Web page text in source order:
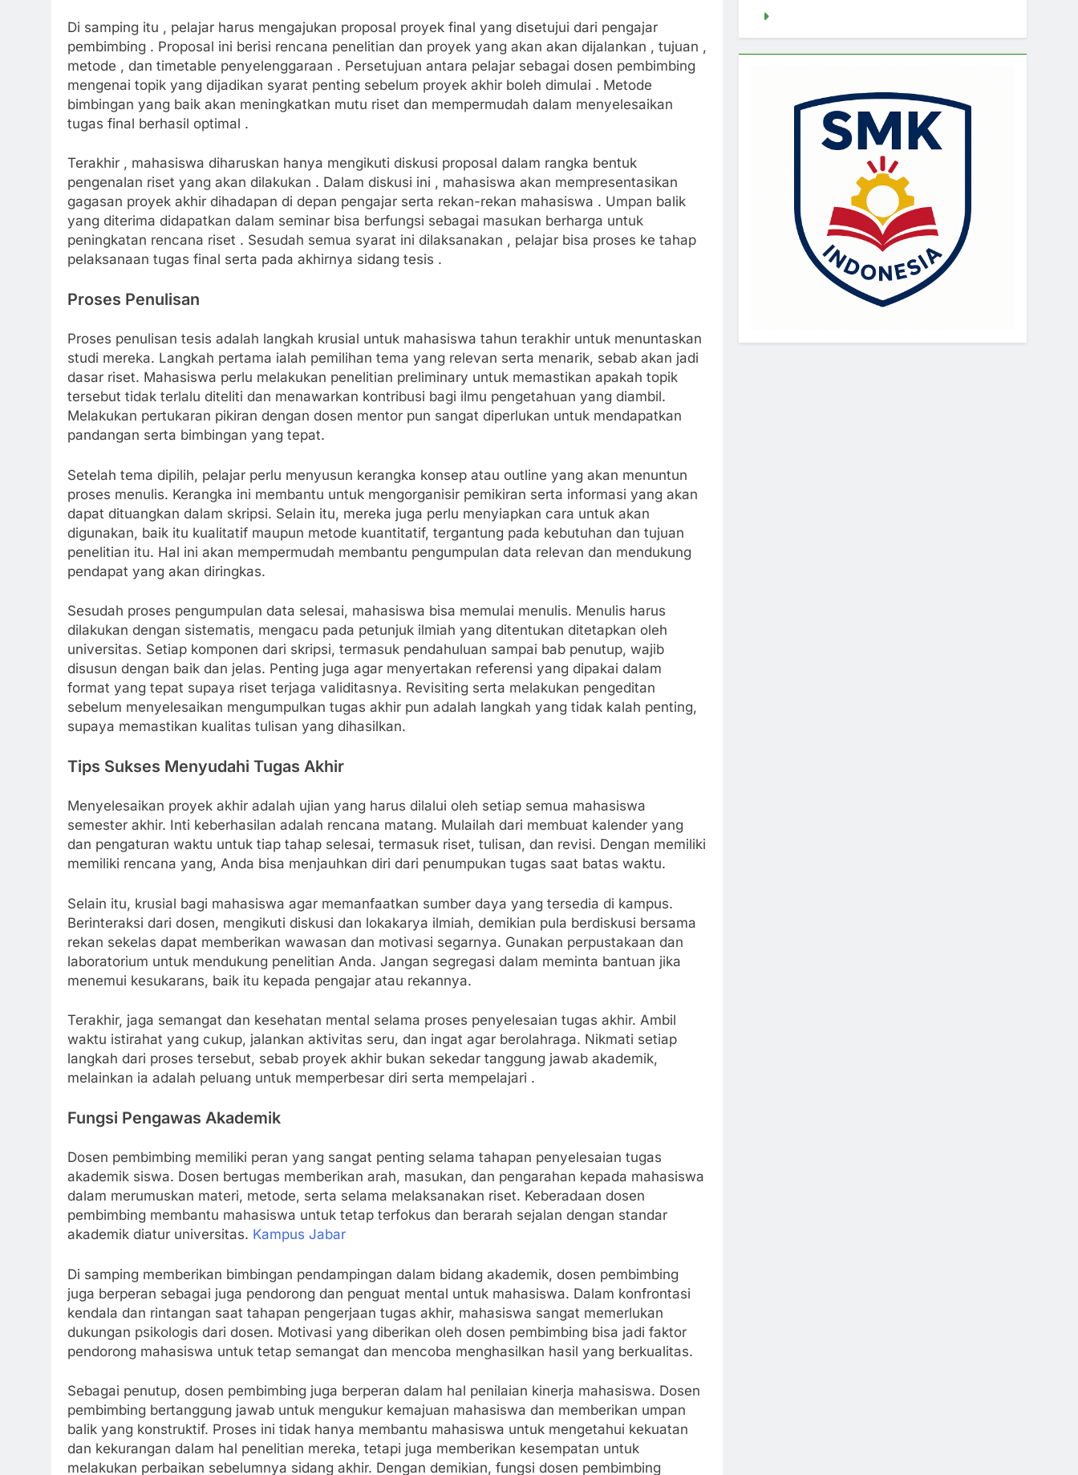
Di samping itu , pelajar harus mengajukan proposal proyek final yang disetujui dari pengajar
pembimbing . Proposal ini berisi rencana penelitian dan proyek yang akan akan dijalankan , tujuan ,
metode , dan timetable penyelenggaraan . Persetujuan antara pelajar sebagai dosen pembimbing
mengenai topik yang dijadikan syarat penting sebelum proyek akhir boleh dimulai . Metode
bimbingan yang baik akan meningkatkan mutu riset dan mempermudah dalam menyelesaikan
tugas final berhasil optimal .
Terakhir , mahasiswa diharuskan hanya mengikuti diskusi proposal dalam rangka bentuk
pengenalan riset yang akan dilakukan . Dalam diskusi ini , mahasiswa akan mempresentasikan
gagasan proyek akhir dihadapan di depan pengajar serta rekan-rekan mahasiswa . Umpan balik
yang diterima didapatkan dalam seminar bisa berfungsi sebagai masukan berharga untuk
peningkatan rencana riset . Sesudah semua syarat ini dilaksanakan , pelajar bisa proses ke tahap
pelaksanaan tugas final serta pada akhirnya sidang tesis .
Proses Penulisan
Proses penulisan tesis adalah langkah krusial untuk mahasiswa tahun terakhir untuk menuntaskan
studi mereka. Langkah pertama ialah pemilihan tema yang relevan serta menarik, sebab akan jadi
dasar riset. Mahasiswa perlu melakukan penelitian preliminary untuk memastikan apakah topik
tersebut tidak terlalu diteliti dan menawarkan kontribusi bagi ilmu pengetahuan yang diambil.
Melakukan pertukaran pikiran dengan dosen mentor pun sangat diperlukan untuk mendapatkan
pandangan serta bimbingan yang tepat.
Setelah tema dipilih, pelajar perlu menyusun kerangka konsep atau outline yang akan menuntun
proses menulis. Kerangka ini membantu untuk mengorganisir pemikiran serta informasi yang akan
dapat dituangkan dalam skripsi. Selain itu, mereka juga perlu menyiapkan cara untuk akan
digunakan, baik itu kualitatif maupun metode kuantitatif, tergantung pada kebutuhan dan tujuan
penelitian itu. Hal ini akan mempermudah membantu pengumpulan data relevan dan mendukung
pendapat yang akan diringkas.
Sesudah proses pengumpulan data selesai, mahasiswa bisa memulai menulis. Menulis harus
dilakukan dengan sistematis, mengacu pada petunjuk ilmiah yang ditentukan ditetapkan oleh
universitas. Setiap komponen dari skripsi, termasuk pendahuluan sampai bab penutup, wajib
disusun dengan baik dan jelas. Penting juga agar menyertakan referensi yang dipakai dalam
format yang tepat supaya riset terjaga validitasnya. Revisiting serta melakukan pengeditan
sebelum menyelesaikan mengumpulkan tugas akhir pun adalah langkah yang tidak kalah penting,
supaya memastikan kualitas tulisan yang dihasilkan.
Tips Sukses Menyudahi Tugas Akhir
Menyelesaikan proyek akhir adalah ujian yang harus dilalui oleh setiap semua mahasiswa
semester akhir. Inti keberhasilan adalah rencana matang. Mulailah dari membuat kalender yang
dan pengaturan waktu untuk tiap tahap selesai, termasuk riset, tulisan, dan revisi. Dengan memiliki
memiliki rencana yang, Anda bisa menjauhkan diri dari penumpukan tugas saat batas waktu.
Selain itu, krusial bagi mahasiswa agar memanfaatkan sumber daya yang tersedia di kampus.
Berinteraksi dari dosen, mengikuti diskusi dan lokakarya ilmiah, demikian pula berdiskusi bersama
rekan sekelas dapat memberikan wawasan dan motivasi segarnya. Gunakan perpustakaan dan
laboratorium untuk mendukung penelitian Anda. Jangan segregasi dalam meminta bantuan jika
menemui kesukarans, baik itu kepada pengajar atau rekannya.
Terakhir, jaga semangat dan kesehatan mental selama proses penyelesaian tugas akhir. Ambil
waktu istirahat yang cukup, jalankan aktivitas seru, dan ingat agar berolahraga. Nikmati setiap
langkah dari proses tersebut, sebab proyek akhir bukan sekedar tanggung jawab akademik,
melainkan ia adalah peluang untuk memperbesar diri serta mempelajari .
Fungsi Pengawas Akademik
Dosen pembimbing memiliki peran yang sangat penting selama tahapan penyelesaian tugas
akademik siswa. Dosen bertugas memberikan arah, masukan, dan pengarahan kepada mahasiswa
dalam merumuskan materi, metode, serta selama melaksanakan riset. Keberadaan dosen
pembimbing membantu mahasiswa untuk tetap terfokus dan berarah sejalan dengan standar
akademik diatur universitas. Kampus Jabar
Di samping memberikan bimbingan pendampingan dalam bidang akademik, dosen pembimbing
juga berperan sebagai juga pendorong dan penguat mental untuk mahasiswa. Dalam konfrontasi
kendala dan rintangan saat tahapan pengerjaan tugas akhir, mahasiswa sangat memerlukan
dukungan psikologis dari dosen. Motivasi yang diberikan oleh dosen pembimbing bisa jadi faktor
pendorong mahasiswa untuk tetap semangat dan mencoba menghasilkan hasil yang berkualitas.
Sebagai penutup, dosen pembimbing juga berperan dalam hal penilaian kinerja mahasiswa. Dosen
pembimbing bertanggung jawab untuk mengukur kemajuan mahasiswa dan memberikan umpan
balik yang konstruktif. Proses ini tidak hanya membantu mahasiswa untuk mengetahui kekuatan
dan kekurangan dalam hal penelitian mereka, tetapi juga memberikan kesempatan untuk
melakukan perbaikan sebelumnya sidang akhir. Dengan demikian, fungsi dosen pembimbing